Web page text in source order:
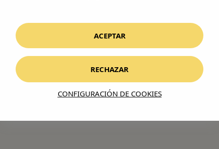
CONFIGURACIÓN DE COOKIES
RECHAZAR
ACEPTAR